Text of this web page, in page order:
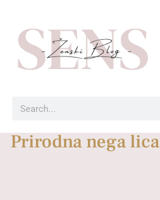
Prirodna nega lica